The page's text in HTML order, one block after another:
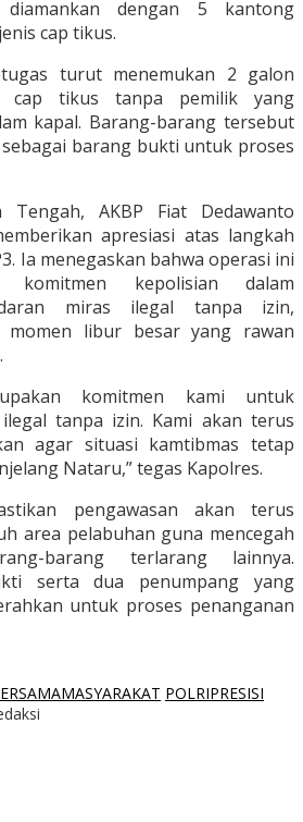
dengan 5 kantong
cap tikus.
turut menemukan 2 galon
cap tikus tanpa pemilik yang
kapal. Barang-barang tersebut
barang bukti untuk proses
Tengah, AKBP Fiat Dedawanto
apresiasi atas langkah
Ia menegaskan bahwa operasi ini
komitmen kepolisian dalam
miras ilegal tanpa izin,
momen libur besar yang rawan
komitmen kami untuk
tanpa izin. Kami akan terus
agar situasi kamtibmas tetap
Nataru,” tegas Kapolres.
pengawasan akan terus
area pelabuhan guna mencegah
barang terlarang lainnya.
serta dua penumpang yang
untuk proses penanganan
POLRIPRESISI